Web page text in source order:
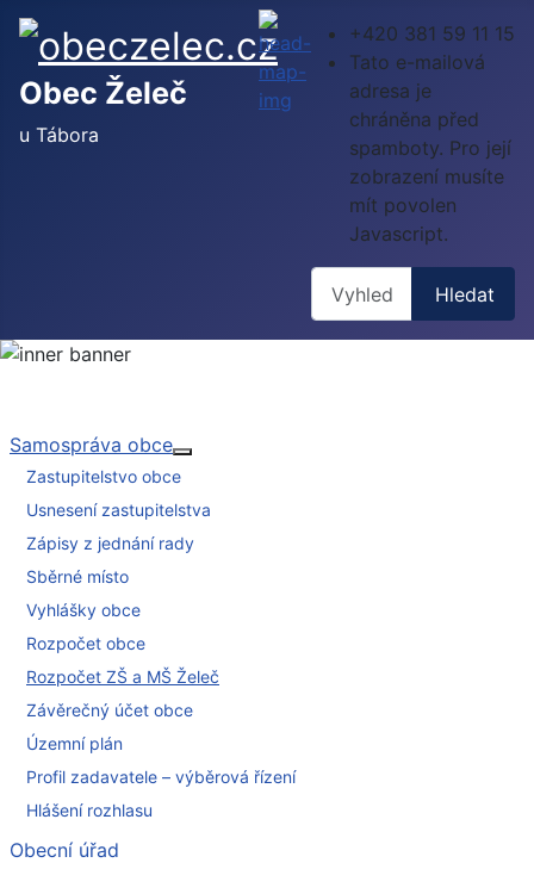
Obec Želeč
u Tábora
+420 381 59 11 15
Tato e-mailová
adresa je
chráněna před
spamboty. Pro její
zobrazení musíte
mít povolen
Javascript.
Hledat
Samospráva obce
Zastupitelstvo obce
Usnesení zastupitelstva
Zápisy z jednání rady
Sběrné místo
Vyhlášky obce
Rozpočet obce
Rozpočet ZŠ a MŠ Želeč
Závěrečný účet obce
Územní plán
Profil zadavatele – výběrová řízení
Hlášení rozhlasu
Obecní úřad